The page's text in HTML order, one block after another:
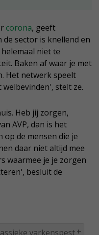
corona, geeft
sector is knellend en
niet te
Baken af waar je met
Het netwerk speelt
stelt ze.
Heb jij zorgen,
AVP, dan is het
op de mensen die je
daar niet altijd mee
waarmee je je zorgen
besluit de
varkenspest